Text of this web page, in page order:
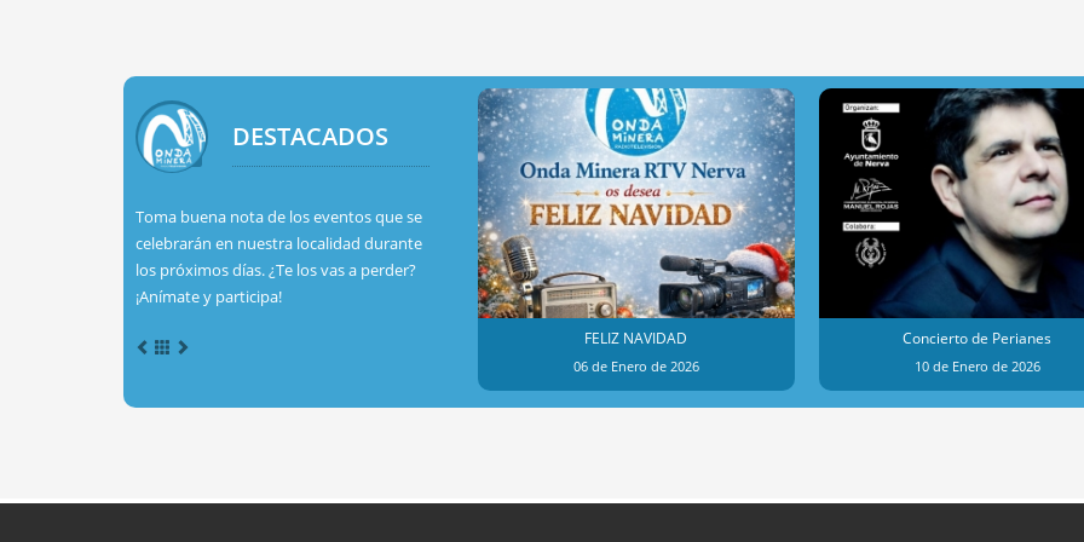
DESTACADOS
Toma buena nota de los eventos que se
celebrarán en nuestra localidad durante
los próximos días. ¿Te los vas a perder?
¡Anímate y participa!
FELIZ NAVIDAD
06 de Enero de 2026
Concierto de Perianes
10 de Enero de 2026